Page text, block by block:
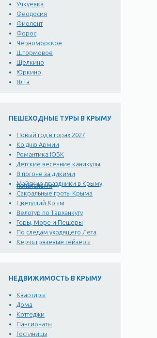
Учкуевка
Феодосия
Фиолент
Форос
Черноморское
Штормовое
Щелкино
Юркино
Ялта
ПЕШЕХОДНЫЕ ТУРЫ В КРЫМУ
Новый год в горах 2027
Ко дню Армии
Романтика ЮБК
Детские весенние каникулы
В погоне за дикими
тюльпанами
Майские праздники в Крыму
Сакральные гроты Крыма
Цветущий Крым
Велотур по Тарханкуту
Горы, Море и Пещеры
По следам уходящего Лета
Керчь грязевые гейзеры
НЕДВИЖИМОСТЬ В КРЫМУ
Квартиры
Дома
Коттеджи
Пансионаты
Гостиницы